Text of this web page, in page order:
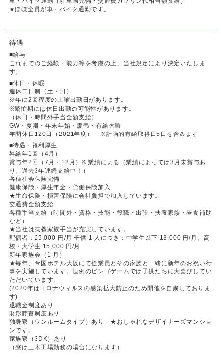
★ほぼ全員が車・バイク通勤です。
待遇
■給与
これまでのご経験・能力等を考慮の上、当社規定により決定いたしま
す。
■休日・休暇
週休二日制（土・日）
※年に2回程度の土曜出勤日があります。
※繁忙期には休日出勤の可能性があります。
（休日・時間外手当全額支給）
GW・夏期・年末年始・慶弔・有給休暇
年間休日120日（2021年度） ※計画的有給取得日5日を含みます
■待遇・福利厚生
昇給年1回（4月）
賞与年2回（7月・12月）※業績による（業績によっては3月末賞与あ
り。過去3年連続支給中！）
各種社会保険完備
健康保険・厚生年金・労働保険加入
★生命保険・損害保険に会社負担で加入しています。
交通費全額支給
各種手当支給（時間外・資格・技能・役職・出張・扶養家族・昼食補助
など）
★当社は扶養家族手当が充実しています。
配偶者：25,000 円/月 子供 1 人につき：中学生以下 13,000 円/月、高
校・大学生 15,000 円/月
新年家族会（1 月）
★毎年、帝国ホテル大阪にて従業員とその家族と一緒に新年のお祝い行
事を実施しています。恒例のビンゴゲームでは子供たちに大喜びしてい
ただいています。
(2020年はコロナウィルスの感染拡大防止のため開催を自粛しておりま
す)
退職金制度あり
財形貯蓄制度あり
独身寮（ワンルームタイプ）あり ★おしゃれなデザイナーズマンショ
ンです。
家族寮（3DK）あり
（寮は三木工場勤務の場合になります）